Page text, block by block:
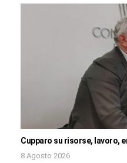
Cupparo su risorse, lavoro,
8 Agosto 2026